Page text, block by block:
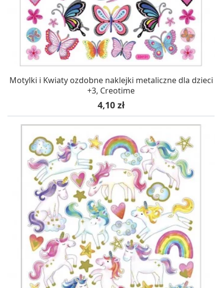
Motylki i Kwiaty ozdobne naklejki metaliczne dla dzieci
+3, Creotime
Cena
4,10 zł